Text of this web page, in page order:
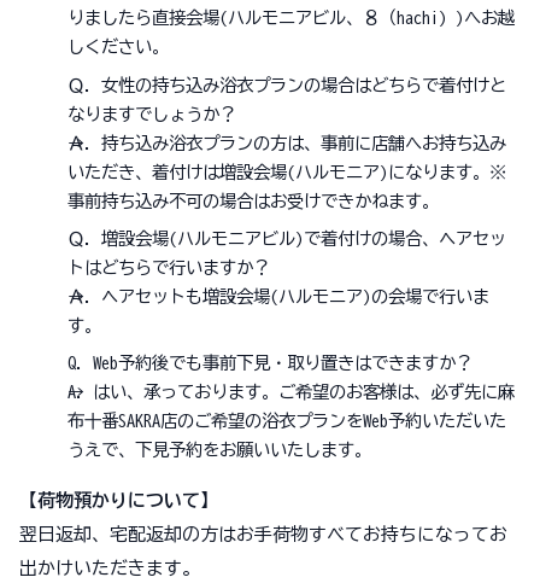
りましたら直接会場(ハルモニアビル、８（hachi) )へお越
しください。
Ｑ．女性の持ち込み浴衣プランの場合はどちらで着付けと
なりますでしょうか？
→Ａ．持ち込み浴衣プランの方は、事前に店舗へお持ち込み
いただき、着付けは増設会場(ハルモニア)になります。※
事前持ち込み不可の場合はお受けできかねます。
Ｑ．増設会場(ハルモニアビル)で着付けの場合、ヘアセッ
トはどちらで行いますか？
→Ａ．ヘアセットも増設会場(ハルモニア)の会場で行いま
す。
Q. Web予約後でも事前下見・取り置きはできますか？
→A. はい、承っております。ご希望のお客様は、必ず先に麻
布十番SAKRA店のご希望の浴衣プランをWeb予約いただいた
うえで、下見予約をお願いいたします。
【荷物預かりについて】
翌日返却、宅配返却の方はお手荷物すべてお持ちになってお
出かけいただきます。